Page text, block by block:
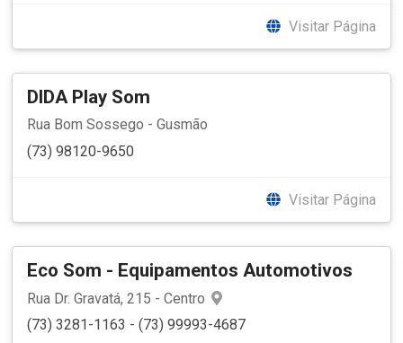
Visitar Página
DIDA Play Som
Rua Bom Sossego - Gusmão
(73) 98120-9650
Visitar Página
Eco Som - Equipamentos Automotivos
Rua Dr. Gravatá, 215 - Centro
(73) 3281-1163 - (73) 99993-4687